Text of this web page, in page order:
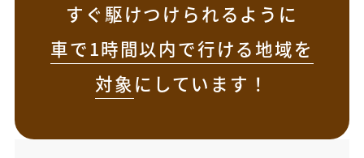
すぐ駆けつけられるように
車で1時間以内で行ける地域を
対象にしています！